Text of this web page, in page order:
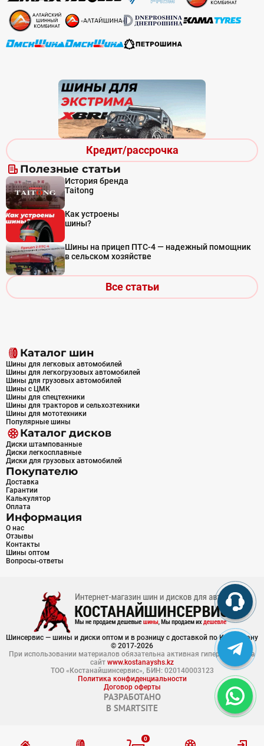
0
Кредит/рассрочка
Полезные статьи
История бренда
Taitong
Как устроены
шины?
Шины на прицеп ПТС-4 — надежный помощник
в сельском хозяйстве
Все статьи
Каталог шин
Шины для легковых автомобилей
Шины для легкогрузовых автомобилей
Шины для грузовых автомобилей
Шины с ЦМК
Шины для спецтехники
Шины для тракторов и сельхозтехники
Шины для мототехники
Популярные шины
Каталог дисков
Диски штампованные
Диски легкосплавные
Диски для грузовых автомобилей
Покупателю
Доставка
Гарантии
Калькулятор
Оплата
Информация
О нас
Отзывы
Контакты
Шины оптом
Вопросы-ответы
Шинсервис — шины и диски оптом и в розницу с доставкой по Казахстану
© 2017-2026
При использовании материалов обязательна активная гиперссылка на
сайт www.kostanayshs.kz
ТОО «Костанайшинсервис», БИН: 020140003123
Политика конфиденциальности
Договор оферты
РАЗРАБОТАНО
В SMARTSITE